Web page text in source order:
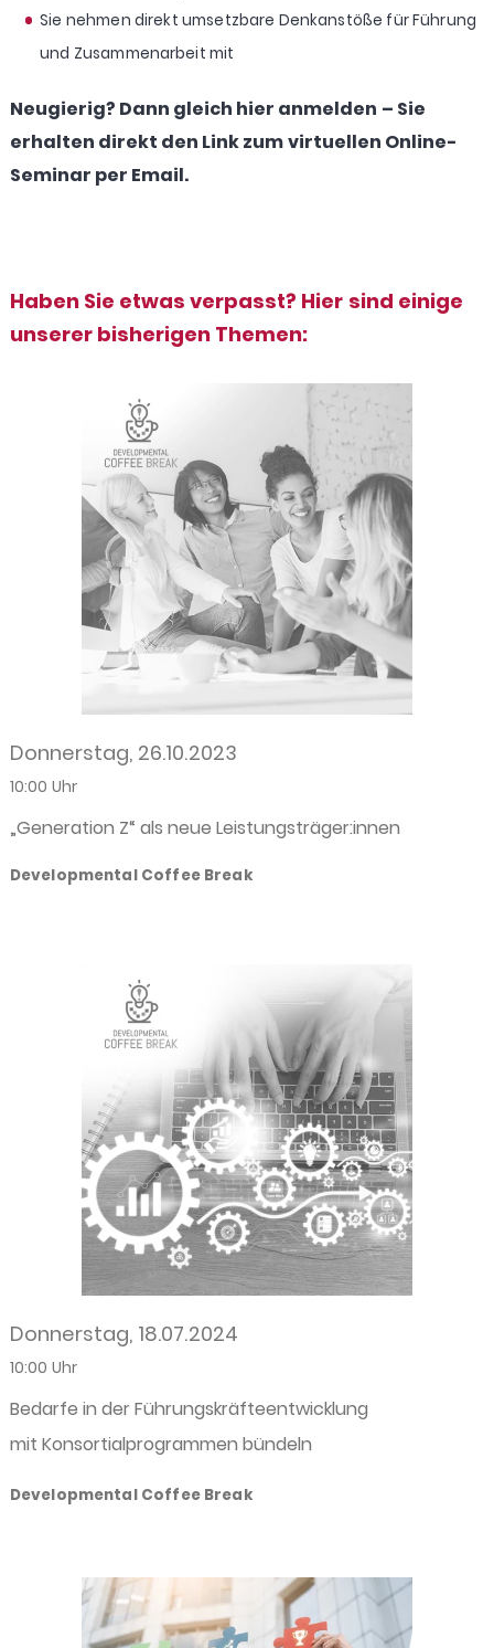
Sie nehmen direkt umsetzbare Denkanstöße für Führung
und Zusammenarbeit mit
Neugierig? Dann gleich hier anmelden – Sie
erhalten direkt den Link zum virtuellen Online-
Seminar per Email.
Haben Sie etwas verpasst? Hier sind einige
unserer bisherigen Themen:
Donnerstag, 26.10.2023
10:00 Uhr
„Generation Z“ als neue Leistungsträger:innen
Developmental Coffee Break
Donnerstag, 18.07.2024
10:00 Uhr
Bedarfe in der Führungskräfteentwicklung
mit Konsortialprogrammen bündeln
Developmental Coffee Break